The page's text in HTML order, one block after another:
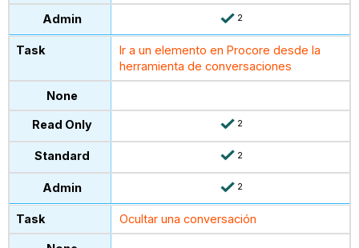
2
Ir a un elemento en Procore desde la
herramienta de conversaciones
2
2
2
Ocultar una conversación